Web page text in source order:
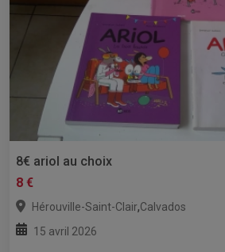
8€ ariol au choix
8 €
Hérouville-Saint-Clair,Calvados
15 avril 2026